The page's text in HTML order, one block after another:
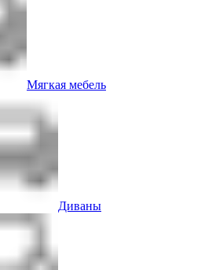
Мягкая мебель
Диваны